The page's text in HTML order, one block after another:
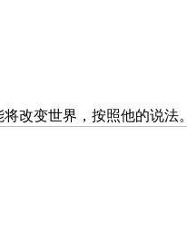
改变世界，按照他的说法